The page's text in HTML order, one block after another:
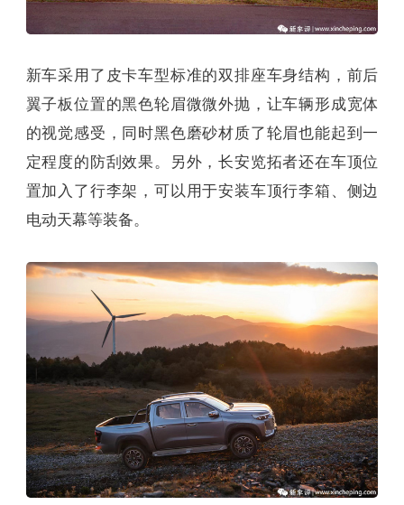
新车采用了皮卡车型标准的双排座车身结构，前后
翼子板位置的黑色轮眉微微外抛，让车辆形成宽体
的视觉感受，同时黑色磨砂材质了轮眉也能起到一
定程度的防刮效果。另外，长安览拓者还在车顶位
置加入了行李架，可以用于安装车顶行李箱、侧边
电动天幕等装备。